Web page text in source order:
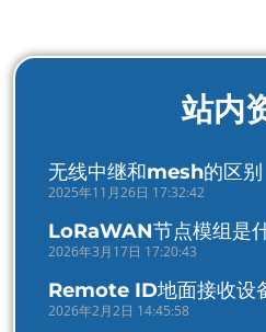
站内
无线中继和mesh的区别
2025年11月26日 17:32:42
LoRaWAN节点模组是
2026年3月17日 17:20:43
Remote ID地面接收设
2026年2月2日 14:45:58